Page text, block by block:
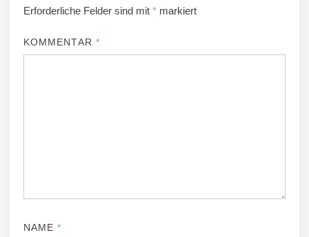
Erforderliche Felder sind mit * markiert
KOMMENTAR *
NAME*